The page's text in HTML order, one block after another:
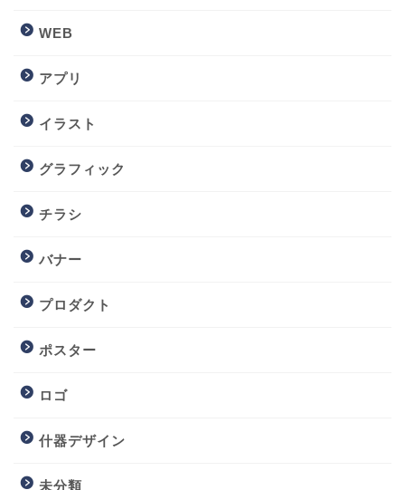
WEB
アプリ
イラスト
グラフィック
チラシ
バナー
プロダクト
ポスター
ロゴ
什器デザイン
未分類